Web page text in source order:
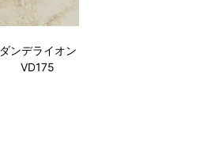
ダンデライオン
VD175